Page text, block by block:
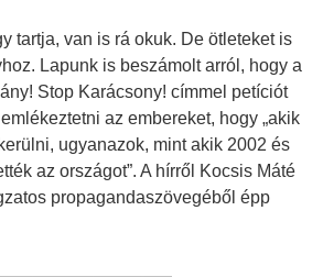
tartja, van is rá okuk. De ötleteket is
Lapunk is beszámolt arról, hogy a
Stop Karácsony! címmel petíciót
az embereket, hogy „akik
ugyanazok, mint akik 2002 és
az országot”. A hírről Kocsis Máté
propagandaszövegéből épp